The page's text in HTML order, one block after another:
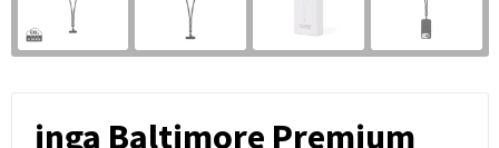
inga Baltimore Premium